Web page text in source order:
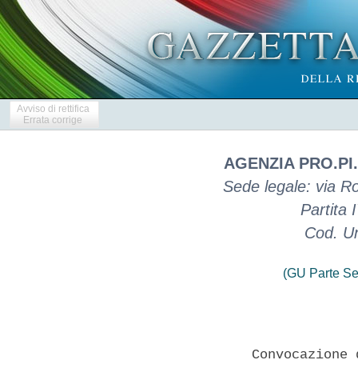
Avviso di rettifica
Errata corrige
AGENZIA
Sede legale: via
Partita
Cod.
(GU Parte